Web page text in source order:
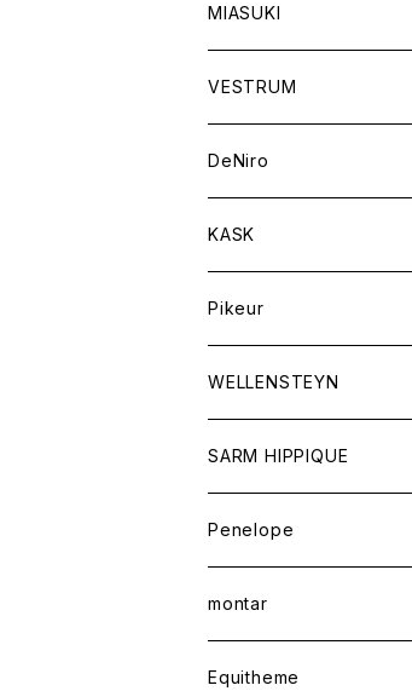
キャップ
アスコットタイ
バッグ
ネクタイ
スカーフ
ジュエリー
バンデージ
ラグ
レディス
競技用ジャケット
キュロット
メンズ
競技用ジャケット
キュロット
MIASUKI
VESTRUM
DeNiro
KASK
Pikeur
WELLENSTEYN
SARM HIPPIQUE
Penelope
montar
Equitheme